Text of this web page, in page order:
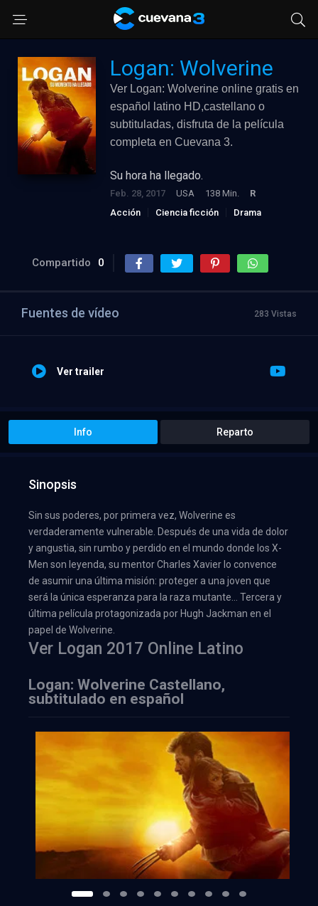
Logan: Wolverine
Ver Logan: Wolverine online gratis en
español latino HD,castellano o
subtituladas, disfruta de la película
completa en Cuevana 3.
Su hora ha llegado.
Feb. 28, 2017 USA 138 Min.
R
Acción
Ciencia ficción Drama
Compartido 0
Fuentes de vídeo 283 Vistas
Ver trailer
Info Reparto
Sinopsis
Sin sus poderes, por primera vez, Wolverine es
verdaderamente vulnerable. Después de una vida de dolor
y angustia, sin rumbo y perdido en el mundo donde los X-
Men son leyenda, su mentor Charles Xavier lo convence
de asumir una última misión: proteger a una joven que
será la única esperanza para la raza mutante… Tercera y
última película protagonizada por Hugh Jackman en el
papel de Wolverine.
Ver Logan 2017 Online Latino
Logan: Wolverine Castellano,
subtitulado en español